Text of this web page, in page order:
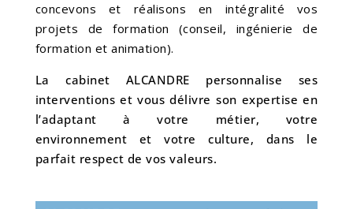
concevons et réalisons en intégralité vos
projets de formation (conseil, ingénierie de
formation et animation).
La cabinet ALCANDRE personnalise ses
interventions et vous délivre son expertise en
l’adaptant à votre métier, votre
environnement et votre culture, dans le
parfait respect de vos valeurs.